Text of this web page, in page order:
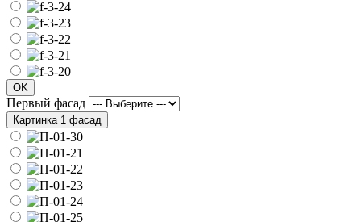
OK
Первый фасад
Картинка 1 фасад